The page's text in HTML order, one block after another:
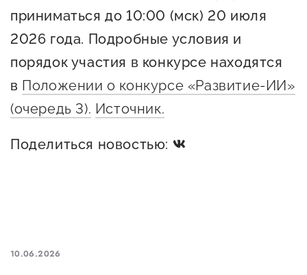
приниматься до 10:00 (мск) 20 июля
2026 года. Подробные условия и
порядок участия в конкурсе находятся
в Положении о конкурсе «Развитие-ИИ»
(очередь 3). Источник.
Поделиться новостью:
10.06.2026